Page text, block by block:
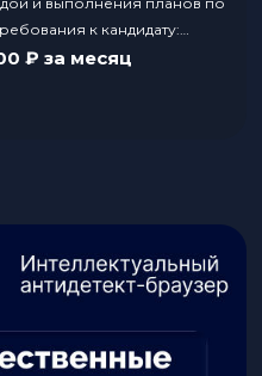
к кандидату:
В отклике укажите, что
предложений о
₽ за месяц